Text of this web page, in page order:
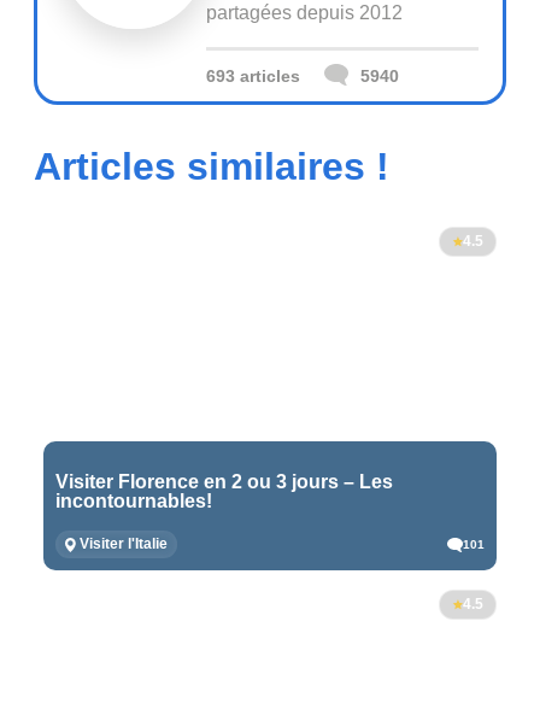
partagées depuis 2012
693 articles 5940
Articles similaires !
4.5
Visiter Florence en 2 ou 3 jours – Les
incontournables!
Visiter l'Italie 101
4.5